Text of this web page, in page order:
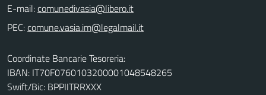
E-mail:
PEC:
Coordinate Bancarie Tesoreria:
IBAN: IT70F0760103200001048548265
Swift/Bic: BPPIITRRXXX